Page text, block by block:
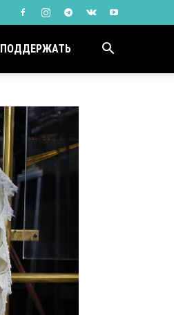
ПОДДЕРЖАТЬ